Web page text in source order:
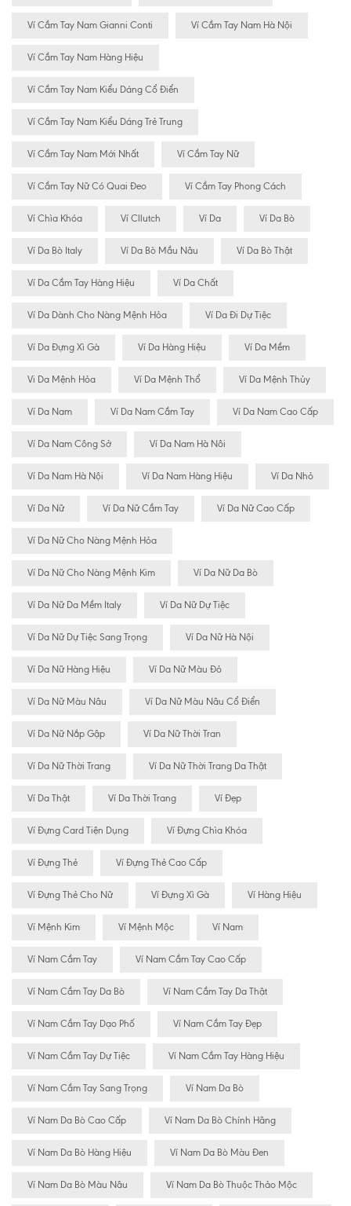
Ví Cầm Tay Nam Gianni Conti Ví Cầm Tay Nam Hà Nội
Ví Cầm Tay Nam Hàng Hiệu
Ví Cầm Tay Nam Kiểu Dáng Cổ Điển
Ví Cầm Tay Nam Kiểu Dáng Trẻ Trung
Ví Cầm Tay Nam Mới Nhất Ví Cầm Tay Nữ
Ví Cầm Tay Nữ Có Quai Đeo Ví Cầm Tay Phong Cách
Ví Chìa Khóa Ví Cllutch Ví Da Ví Da Bò
Ví Da Bò Italy Ví Da Bò Mầu Nâu Ví Da Bò Thật
Ví Da Cầm Tay Hàng Hiệu Ví Da Chất
Ví Da Dành Cho Nàng Mệnh Hỏa Ví Da Đi Dự Tiệc
Ví Da Đựng Xì Gà Ví Da Hàng Hiệu Ví Da Mềm
Vi Da Mệnh Hỏa Ví Da Mệnh Thổ Ví Da Mệnh Thủy
Ví Da Nam Ví Da Nam Cầm Tay Ví Da Nam Cao Cấp
Ví Da Nam Công Sở Ví Da Nam Hà Nôi
Ví Da Nam Hà Nội Ví Da Nam Hàng Hiệu Ví Da Nhỏ
Ví Da Nữ Ví Da Nữ Cầm Tay Ví Da Nữ Cao Cấp
Ví Da Nữ Cho Nàng Mệnh Hỏa
Ví Da Nữ Cho Nàng Mệnh Kim Ví Da Nữ Da Bò
Ví Da Nữ Da Mềm Italy Ví Da Nữ Dự Tiệc
Ví Da Nữ Dự Tiệc Sang Trọng Ví Da Nữ Hà Nội
Ví Da Nữ Hàng Hiệu Ví Da Nữ Màu Đỏ
Ví Da Nữ Màu Nâu Ví Da Nữ Màu Nâu Cổ Điển
Ví Da Nữ Nắp Gập Ví Da Nữ Thời Tran
Ví Da Nữ Thời Trang Ví Da Nữ Thời Trang Da Thật
Ví Da Thật Ví Da Thời Trang Ví Đẹp
Ví Đựng Card Tiện Dụng Ví Đựng Chìa Khóa
Ví Đựng Thẻ Ví Đựng Thẻ Cao Cấp
Ví Đựng Thẻ Cho Nữ Ví Đựng Xì Gà Ví Hàng Hiệu
Ví Mệnh Kim Ví Mệnh Mộc Ví Nam
Ví Nam Cầm Tay Ví Nam Cầm Tay Cao Cấp
Ví Nam Cầm Tay Da Bò Ví Nam Cầm Tay Da Thật
Ví Nam Cầm Tay Dạo Phố Ví Nam Cầm Tay Đẹp
Ví Nam Cầm Tay Dự Tiệc Ví Nam Cầm Tay Hàng Hiệu
Ví Nam Cầm Tay Sang Trọng Ví Nam Da Bò
Ví Nam Da Bò Cao Cấp Ví Nam Da Bò Chính Hãng
Ví Nam Da Bò Hàng Hiệu Ví Nam Da Bò Màu Đen
Ví Nam Da Bò Màu Nâu Ví Nam Da Bò Thuộc Thảo Mộc